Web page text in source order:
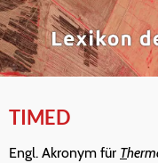
TIMED
Engl. Akronym für T